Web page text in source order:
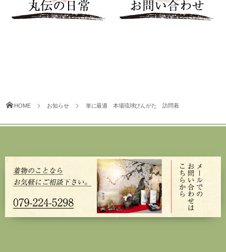
HOME お知らせ 単に最適 本場琉球びんがた 訪問着